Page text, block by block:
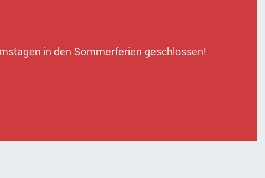
in den Sommerferien geschlossen!